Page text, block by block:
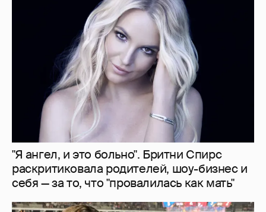
"Я ангел, и это больно". Бритни Спирс
раскритиковала родителей, шоу-бизнес и
себя — за то, что "провалилась как мать"